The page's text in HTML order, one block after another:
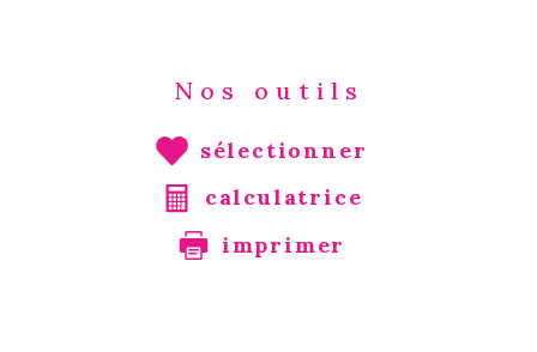
Nos outils
sélectionner
calculatrice
imprimer